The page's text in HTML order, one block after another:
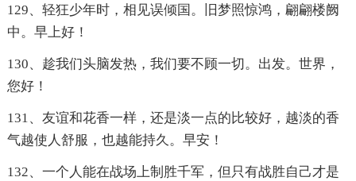
129、轻狂少年时，相见误倾国。旧梦照惊鸿，翩翩楼阙
中。早上好！
130、趁我们头脑发热，我们要不顾一切。出发。世界，
您好！
131、友谊和花香一样，还是淡一点的比较好，越淡的香
气越使人舒服，也越能持久。早安！
132、一个人能在战场上制胜千军，但只有战胜自己才是